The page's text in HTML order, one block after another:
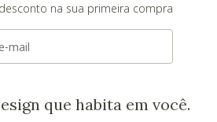
na sua primeira compra
que habita em você.